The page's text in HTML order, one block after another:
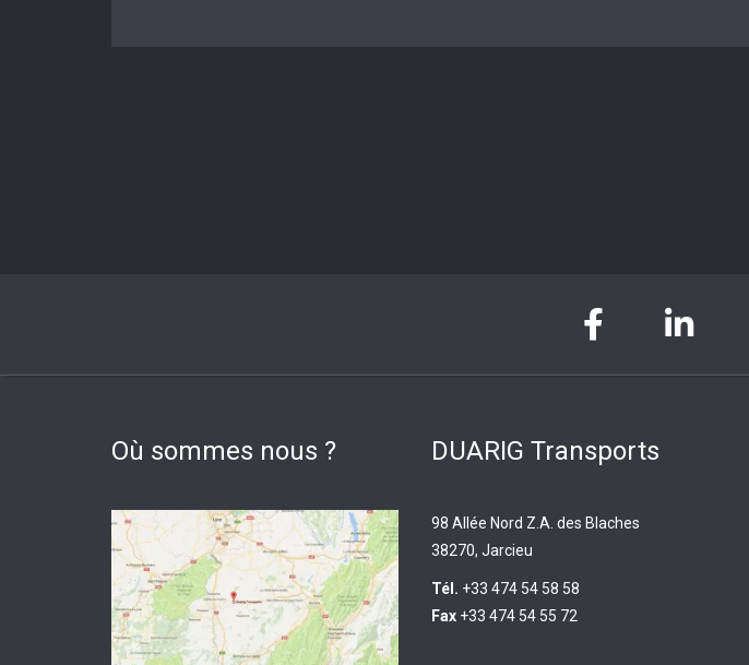
Où sommes nous ? DUARIG Transports
98 Allée Nord Z.A. des Blaches
38270, Jarcieu
Tél. +33 474 54 58 58
Fax +33 474 54 55 72